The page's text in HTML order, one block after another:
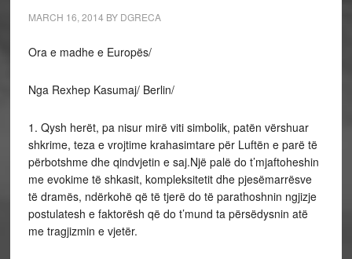
MARCH 16, 2014 BY DGRECA
Ora e madhe e Europës/
Nga Rexhep Kasumaj/ Berlin/
1. Qysh herët, pa nisur mirë viti simbolik, patën vërshuar
shkrime, teza e vrojtime krahasimtare për Luftën e parë të
përbotshme dhe qindvjetin e saj.Një palë do t’mjaftoheshin
me evokime të shkasit, kompleksitetit dhe pjesëmarrësve
të dramës, ndërkohë që të tjerë do të parathoshnin ngjizje
postulatesh e faktorësh që do t’mund ta përsëdysnin atë
me tragjizmin e vjetër.